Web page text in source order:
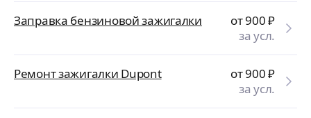
Заправка бензиновой зажигалки от 900₽
за усл.
Ремонт зажигалки Dupont от 900₽
за усл.